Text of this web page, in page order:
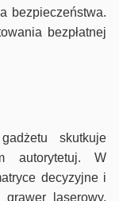
bezpieczeństwa.
bezpłatnej
skutkuje
autorytetuj. W
decyzyjne i
laserowy,